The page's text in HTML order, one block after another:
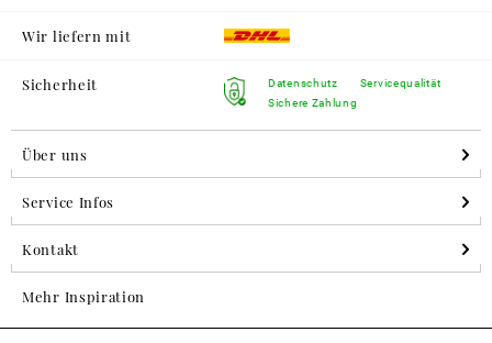
Wir liefern mit
Sicherheit
Datenschutz
Sichere Zahlung
Servicequalität
Über uns
Service Infos
Kontakt
Mehr Inspiration